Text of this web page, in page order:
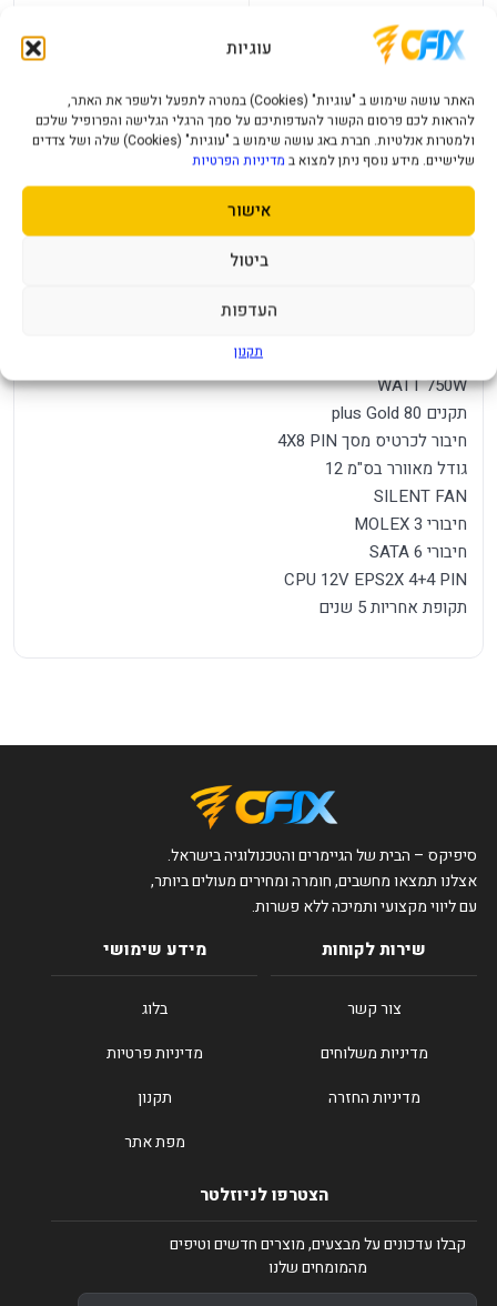
עוגיות
האתר עושה שימוש ב "עוגיות" (Cookies) במטרה לתפעל ולשפר את האתר,
להראות לכם פרסום הקשור להעדפותיכם על סמך הרגלי הגלישה והפרופיל שלכם
ולמטרות אנלטיות. חברת באג עושה שימוש ב "עוגיות" (Cookies) שלה ושל צדדים
שלישיים. מידע נוסף ניתן למצוא ב מדיניות הפרטיות
אישור
ביטול
העדפות
תקנון
מענה מהיר ומקצועי
תיאור מוצר מפרט טכני שאלות נפוצות
Fan Semi-Modular 80Plus Gold
WATT 750W
תקנים 80 plus Gold
חיבור לכרטיס מסך 4X8 PIN
גודל מאוורר בס"מ 12
SILENT FAN
חיבורי MOLEX 3
חיבורי SATA 6
CPU 12V EPS2X 4+4 PIN
תקופת אחריות 5 שנים
סיפיקס – הבית של הגיימרים והטכנולוגיה בישראל.
אצלנו תמצאו מחשבים, חומרה ומחירים מעולים ביותר,
עם ליווי מקצועי ותמיכה ללא פשרות.
שירות לקוחות
צור קשר
מדיניות משלוחים
מדיניות החזרה
מידע שימושי
בלוג
מדיניות פרטיות
תקנון
מפת אתר
הצטרפו לניוזלטר
קבלו עדכונים על מבצעים, מוצרים חדשים וטיפים
מהמומחים שלנו